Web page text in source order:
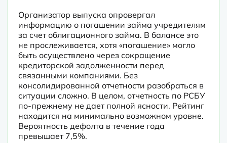
Организатор выпуска опровергал
информацию о погашении займа учредителям
за счет облигационного займа. В балансе это
не прослеживается, хотя «погашение» могло
быть осуществлено через сокращение
кредиторской задолженности перед
связанными компаниями. Без
консолидированной отчетности разобраться в
ситуации сложно. В целом, отчетность по РСБУ
по-прежнему не дает полной ясности. Рейтинг
находится на минимально возможном уровне.
Вероятность дефолта в течение года
превышает 7,5%.